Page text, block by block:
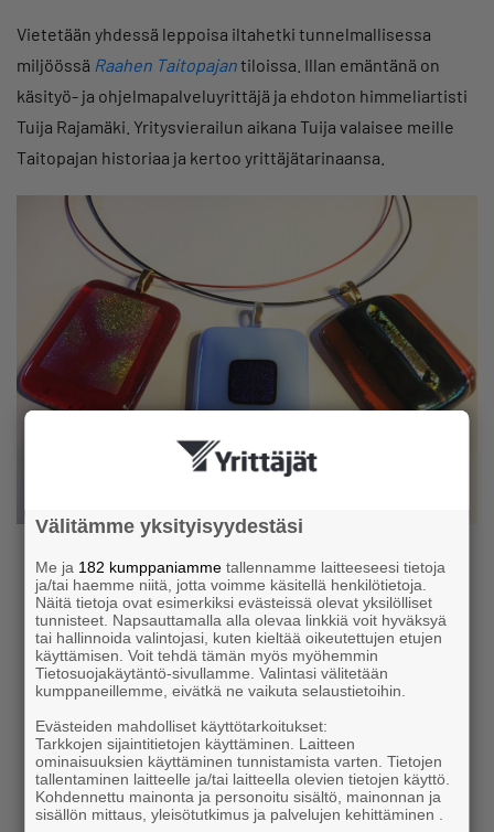
Vietetään yhdessä leppoisa iltahetki tunnelmallisessa
miljöössä Raahen Taitopajantiloissa. Illan emäntänä on
käsityö- ja ohjelmapalveluyrittäjä ja ehdoton himmeliartisti
Tuija Rajamäki. Yritysvierailun aikana Tuija valaisee meille
Taitopajan historiaa ja kertoo yrittäjätarinaansa.
Illan aikana osallistujilla on
mahdollisuus valmistaa lasista
sulattamalla kotiin viemisiksi
amuletti – riipus, avaimenperä tai
vaikka rintarossi! Aikaa on varattu
myös vapaamuotoiseen
verkostoitumiseen.
Välitämme yksityisyydestäsi
Me ja 182 kumppaniamme tallennamme laitteeseesi tietoja
ja/tai haemme niitä, jotta voimme käsitellä henkilötietoja.
Näitä tietoja ovat esimerkiksi evästeissä olevat yksilölliset
tunnisteet. Napsauttamalla alla olevaa linkkiä voit hyväksyä
tai hallinnoida valintojasi, kuten kieltää oikeutettujen etujen
käyttämisen. Voit tehdä tämän myös myöhemmin
Tietosuojakäytäntö-sivullamme. Valintasi välitetään
kumppaneillemme, eivätkä ne vaikuta selaustietoihin.
Evästeiden mahdolliset käyttötarkoitukset:
Tarkkojen sijaintitietojen käyttäminen. Laitteen
ominaisuuksien käyttäminen tunnistamista varten. Tietojen
tallentaminen laitteelle ja/tai laitteella olevien tietojen käyttö.
Kohdennettu mainonta ja personoitu sisältö, mainonnan ja
sisällön mittaus, yleisötutkimus ja palvelujen kehittäminen .